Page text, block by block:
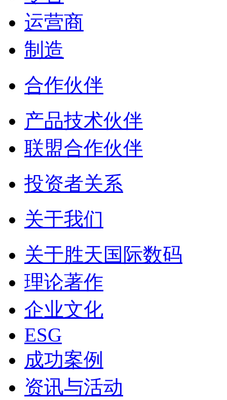
运营商
制造
合作伙伴
产品技术伙伴
联盟合作伙伴
投资者关系
关于我们
关于胜天国际数码
理论著作
企业文化
ESG
成功案例
资讯与活动